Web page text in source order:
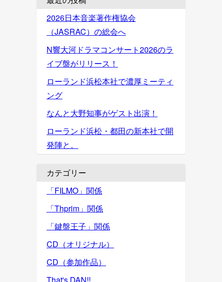
2026日本音楽著作権協会
（JASRAC）の総会へ
N響大河ドラマコンサート2026のラ
イブ盤がリリース！
ローランド浜松本社で濃厚ミーティ
ング
なんと大野知事がゲスト出演！
ローランド浜松・都田の新本社で開
発陣と。
カテゴリー
「FILMO」関係
「Thprim」関係
「鍵盤王子」関係
CD（オリジナル）
CD（参加作品）